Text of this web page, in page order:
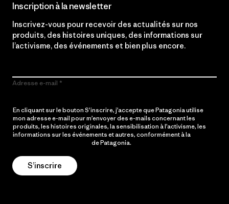
Inscription à la newsletter
Inscrivez-vous pour recevoir des actualités sur nos
produits, des histoires uniques, des informations sur
l’activisme, des événements et bien plus encore.
Adresse e-mail
En cliquant sur le bouton S’inscrire, j’accepte que Patagonia utilise
mon adresse e-mail pour m’envoyer des e-mails concernant les
produits, les histoires originales, la sensibilisation à l’activisme, les
informations sur les événements et autres, conformément à la
de Patagonia.
S’inscrire